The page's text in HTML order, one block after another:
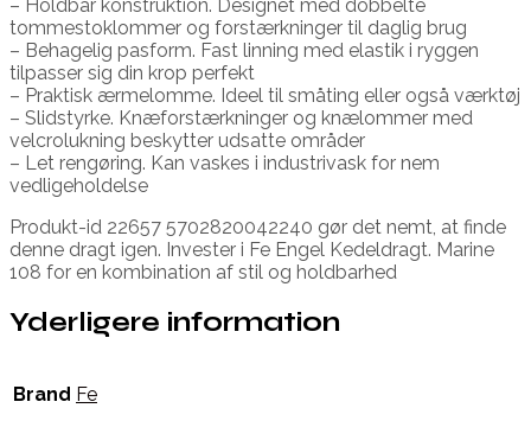
– Holdbar konstruktion. Designet med dobbelte
tommestoklommer og forstærkninger til daglig brug
– Behagelig pasform. Fast linning med elastik i ryggen
tilpasser sig din krop perfekt
– Praktisk ærmelomme. Ideel til småting eller også værktøj
– Slidstyrke. Knæforstærkninger og knælommer med
velcrolukning beskytter udsatte områder
– Let rengøring. Kan vaskes i industrivask for nem
vedligeholdelse
Produkt-id 22657 5702820042240 gør det nemt, at finde
denne dragt igen. Invester i Fe Engel Kedeldragt. Marine
108 for en kombination af stil og holdbarhed
Yderligere information
Brand Fe